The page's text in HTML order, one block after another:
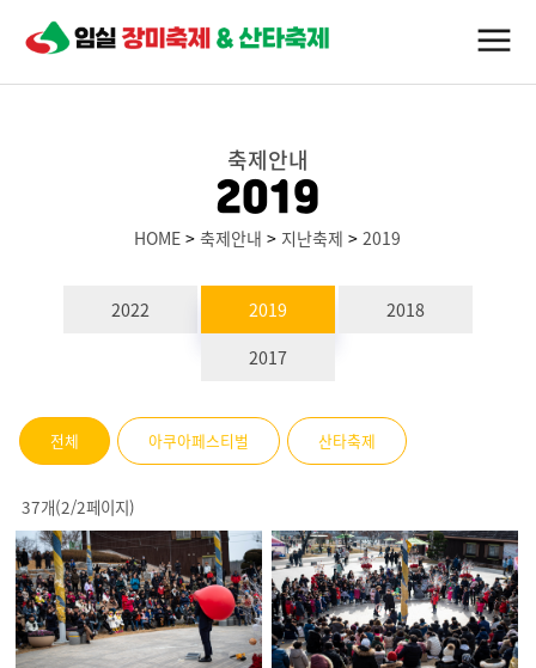
축제안내
2019
HOME >축제안내 > 지난축제 >2019
2022 2019
2018
2017
전체 아쿠아페스티벌 산타축제
37개(2/2페이지)